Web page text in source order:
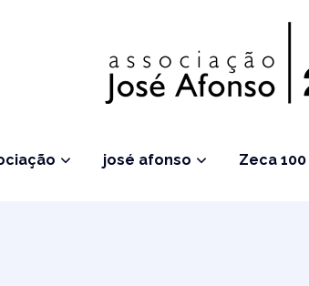
josé afonso Zeca 100